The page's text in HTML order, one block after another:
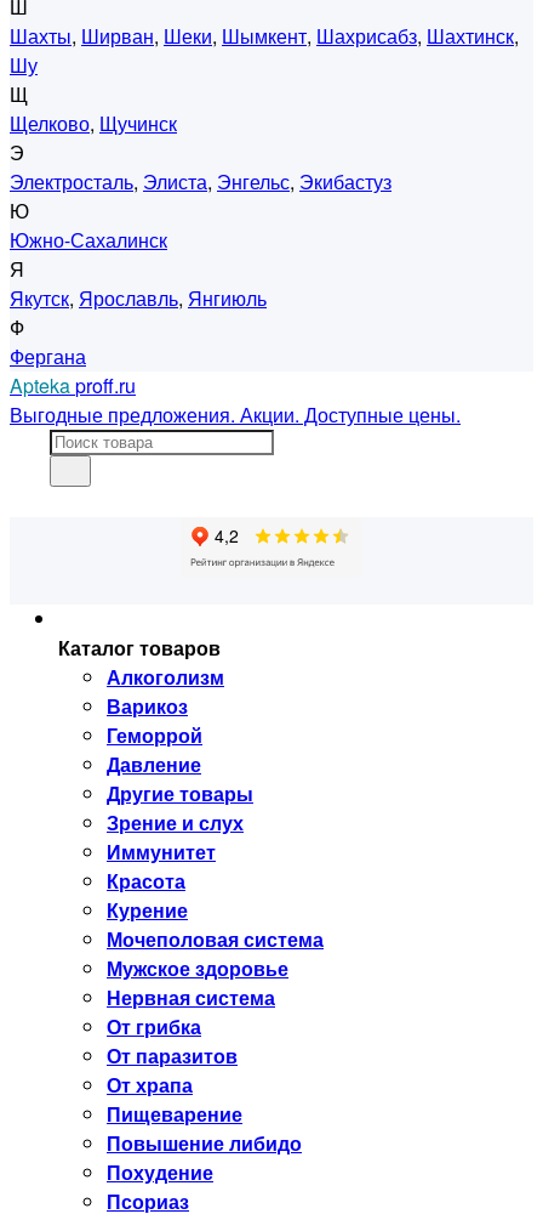
Ш
Шахты, Ширван, Шеки, Шымкент, Шахрисабз, Шахтинск,
Шу
Щ
Щелково, Щучинск
Э
Электросталь, Элиста, Энгельс, Экибастуз
Ю
Южно-Сахалинск
Я
Якутск, Ярославль, Янгиюль
Ф
Фергана
Aptekaproff.ru
Выгодные предложения. Акции. Доступные цены.
Каталог товаров
Алкоголизм
Варикоз
Геморрой
Давление
Другие товары
Зрение и слух
Иммунитет
Красота
Курение
Мочеполовая система
Мужское здоровье
Нервная система
От грибка
От паразитов
От храпа
Пищеварение
Повышение либидо
Похудение
Псориаз